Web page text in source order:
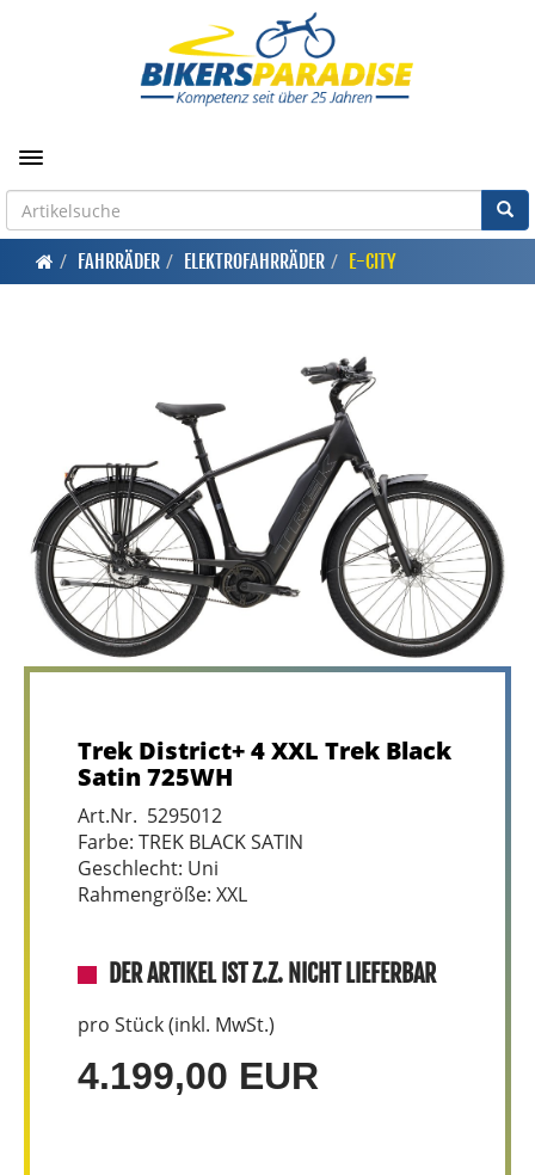
Toggle navigation
FAHRRÄDER ELEKTROFAHRRÄDER E-CITY
Trek District+ 4 XXL Trek Black
Satin 725WH
Art.Nr. 5295012
Farbe: TREK BLACK SATIN
Geschlecht: Uni
Rahmengröße: XXL
DER ARTIKEL IST Z.Z. NICHT LIEFERBAR
pro Stück (inkl. MwSt.)
4.199,00 EUR